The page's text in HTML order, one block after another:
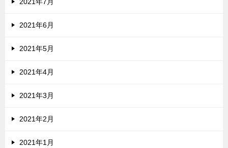
2021年6月
2021年5月
2021年4月
2021年3月
2021年2月
2021年1月